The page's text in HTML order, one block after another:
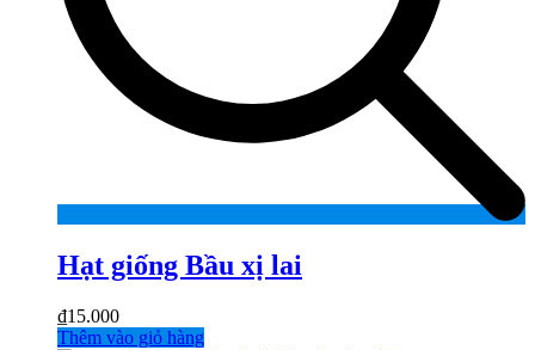
Hạt giống Bầu xị lai
₫15.000
Thêm vào giỏ hàng